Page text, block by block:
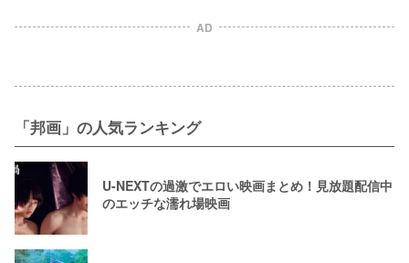
AD
「邦画」の人気ランキング
U-NEXTの過激でエロい映画まとめ！見放題配信中
のエッチな濡れ場映画